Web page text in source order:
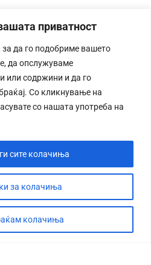
приватност
да го подобриме вашето
да опслужуваме
или содржини и да го
Со кликнување на
со нашата употреба на
за колачиња
колачиња
сите колачиња